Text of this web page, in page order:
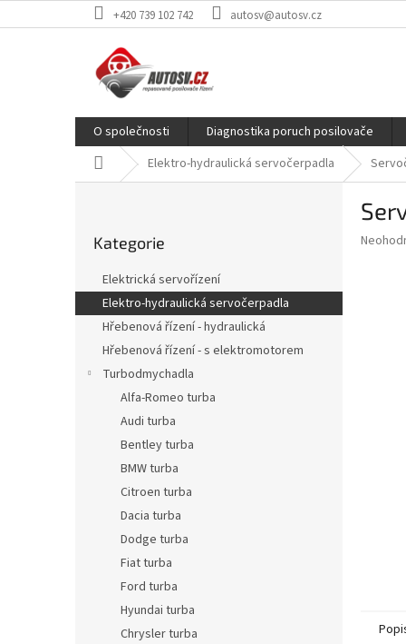
na
+420 739 102 742 autosv@autosv.cz
O společnosti Diagnostika poruch posilovače
Domů Elektro-hydraulická servočerpadla
a
n
kategorie
Kategorie
Elektrická servořízení
Elektro-hydraulická servočerpadla
Hřebenová řízení - hydraulická
Hřebenová řízení - s elektromotorem
Turbodmychadla
Alfa-Romeo turba
Audi turba
Bentley turba
BMW turba
Citroen turba
Dacia turba
Dodge turba
Fiat turba
Ford turba
Hyundai turba
Chrysler turba